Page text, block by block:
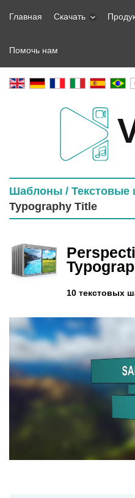
Главная Скачать
Помочь нам
Шаблоны /
Typography Title
10 текстовых